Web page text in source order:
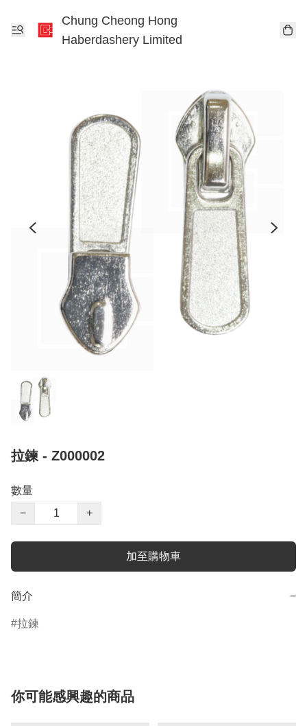
Chung Cheong Hong
Haberdashery Limited
拉鍊 - Z000002
數量
−
+
加至購物車
簡介 −
拉鍊
你可能感興趣的商品